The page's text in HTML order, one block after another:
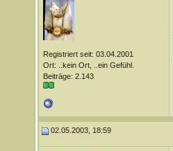
Registriert seit: 03.04.2001
Ort: ..kein Ort, ..ein Gefühl.
Beiträge: 2.143
02.05.2003, 18:59